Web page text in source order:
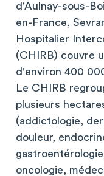
d'Aulnay-sous-
en-France,
Hospitalier
(CHIRB) couvre
d'environ 400
Le CHIRB
plusieurs
(addictologie,
douleur,
oncologie,